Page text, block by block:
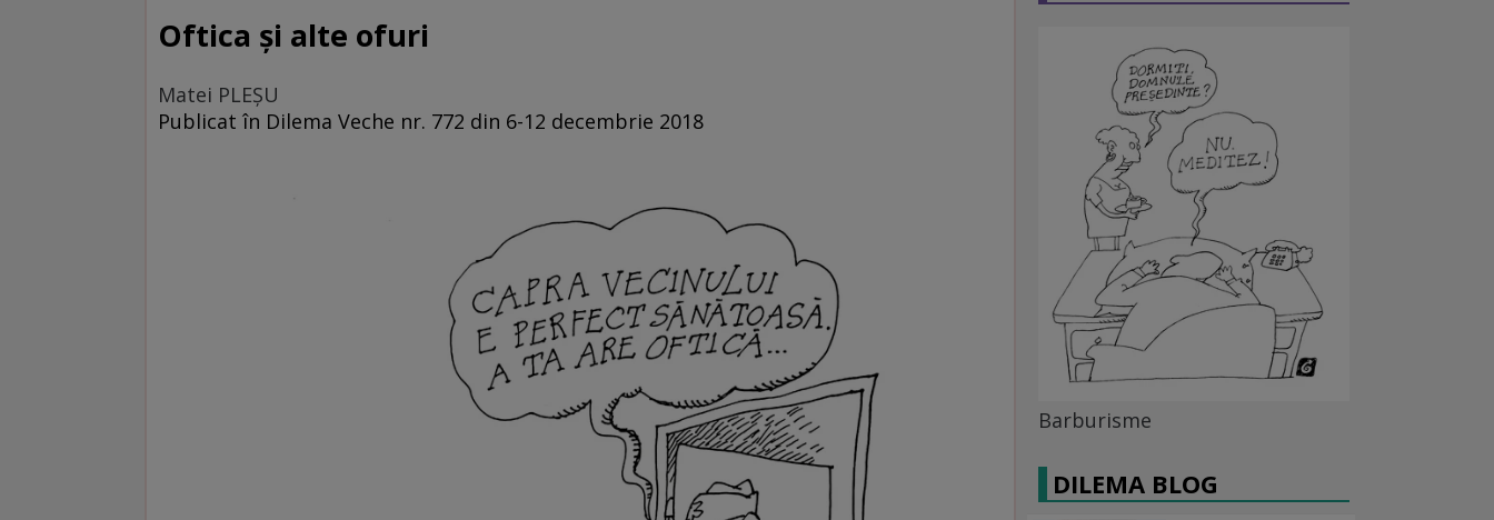
Oftica şi alte ofuri
Matei PLEŞU
Publicat în Dilema Veche nr. 772 din 6-12 decembrie 2018
Barburisme
DILEMA BLOG